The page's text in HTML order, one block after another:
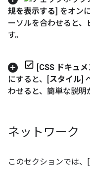
規を表示する] をオン
ーソルを合わせると
す。
[CSS ドキュ
にすると、[スタイル]
わせると、簡単な説明
ネットワーク
このセクションでは、[